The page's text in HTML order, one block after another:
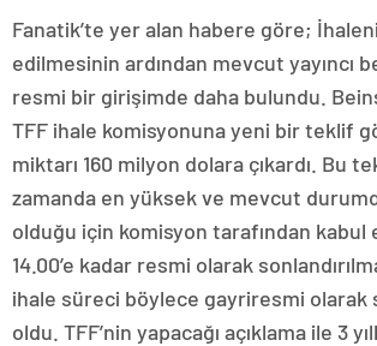
Fanatik’te yer alan habere göre;
edilmesinin ardından mevcut yayıncı
resmi bir girişimde daha bulundu.
TFF ihale komisyonuna yeni bir teklif
miktarı 160 milyon dolara çıkardı. Bu
zamanda en yüksek ve mevcut
olduğu için komisyon tarafından kabul
14.00’e kadar resmi olarak
ihale süreci böylece gayriresmi olarak
oldu. TFF’nin yapacağı açıklama ile 3